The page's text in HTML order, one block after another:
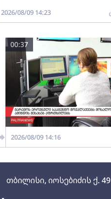
თბილისი, იოსებიძის ქ. 49
2026/08/09 14:23
00:37
2026/08/09 14:16